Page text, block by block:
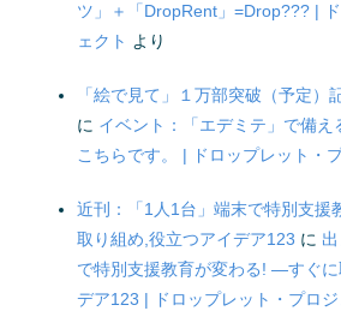
ツ」＋「DropRent」=Drop??? |
ェクト より
「絵で見て」１万部突破（予定）
に イベント：「エデミテ」で備
こちらです。 | ドロップレット・
近刊：「1人1台」端末で特別支
取り組め,役立つアイデア123 に
で特別支援教育が変わる! ―すぐ
デア123 | ドロップレット・プロジ